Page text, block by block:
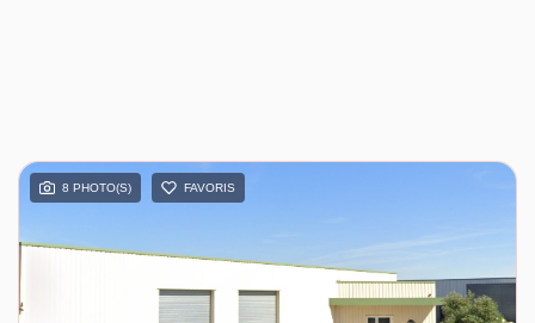
8 PHOTO(S) FAVORIS